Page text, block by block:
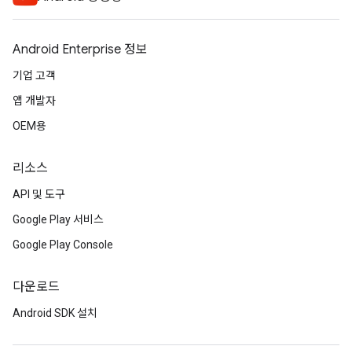
Android Enterprise 정보
기업 고객
앱 개발자
OEM용
리소스
API 및 도구
Google Play 서비스
Google Play Console
다운로드
Android SDK 설치